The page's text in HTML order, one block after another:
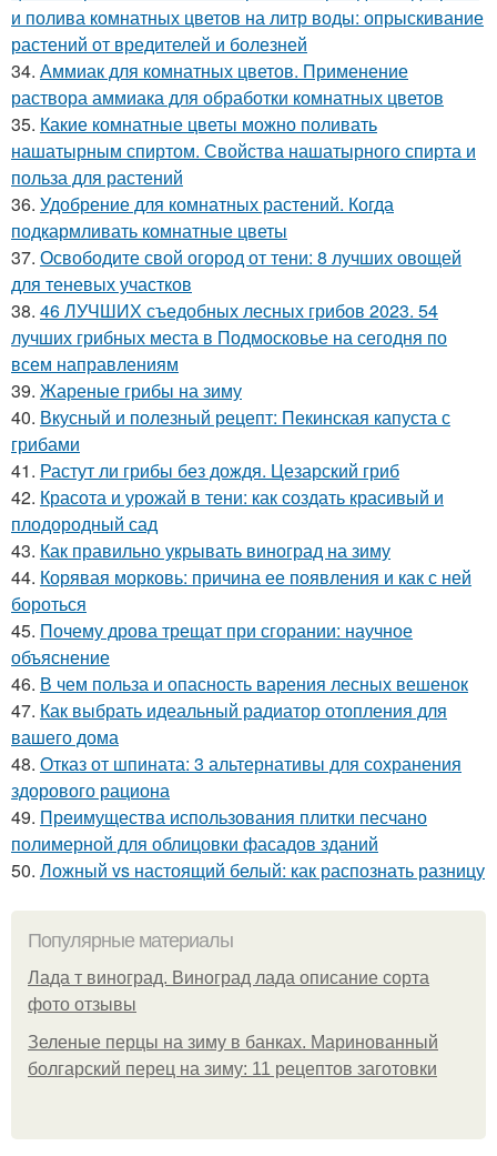
и полива комнатных цветов на литр воды: опрыскивание
растений от вредителей и болезней
34. Аммиак для комнатных цветов. Применение
раствора аммиака для обработки комнатных цветов
35. Какие комнатные цветы можно поливать
нашатырным спиртом. Свойства нашатырного спирта и
польза для растений
36. Удобрение для комнатных растений. Когда
подкармливать комнатные цветы
37. Освободите свой огород от тени: 8 лучших овощей
для теневых участков
38. 46 ЛУЧШИХ съедобных лесных грибов 2023. 54
лучших грибных места в Подмосковье на сегодня по
всем направлениям
39. Жареные грибы на зиму
40. Вкусный и полезный рецепт: Пекинская капуста с
грибами
41. Растут ли грибы без дождя. Цезарский гриб
42. Красота и урожай в тени: как создать красивый и
плодородный сад
43. Как правильно укрывать виноград на зиму
44. Корявая морковь: причина ее появления и как с ней
бороться
45. Почему дрова трещат при сгорании: научное
объяснение
46. В чем польза и опасность варения лесных вешенок
47. Как выбрать идеальный радиатор отопления для
вашего дома
48. Отказ от шпината: 3 альтернативы для сохранения
здорового рациона
49. Преимущества использования плитки песчано
полимерной для облицовки фасадов зданий
50. Ложный vs настоящий белый: как распознать разницу
Популярные материалы
Лада т виноград. Виноград лада описание сорта
фото отзывы
Зеленые перцы на зиму в банках. Маринованный
болгарский перец на зиму: 11 рецептов заготовки